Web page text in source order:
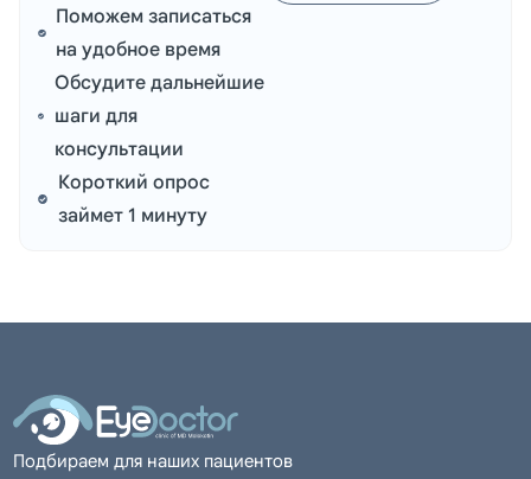
Поможем записаться
на удобное время
Обсудите дальнейшие
шаги для
консультации
Короткий опрос
займет 1 минуту
Подбираем для наших пациентов